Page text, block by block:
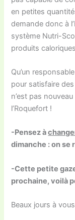
en petites
demande donc à
système Nutri-
produits
Qu’un
pour satisfaire
n’est pas
l’Roquefort !
-Pensez à
dimanche : on se
-Cette petite
prochaine, voilà
Beaux jours à